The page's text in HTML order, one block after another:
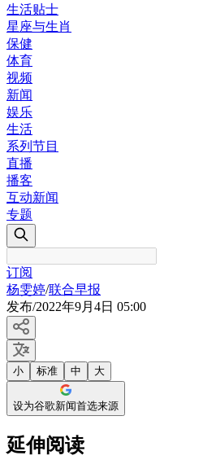
生活贴士
星座与生肖
保健
体育
视频
新闻
娱乐
生活
系列节目
直播
播客
互动新闻
专题
订阅
杨雯婷/联合早报
发布/2022年9月4日 05:00
小 标准 中 大
设为谷歌新闻首选来源
延伸阅读